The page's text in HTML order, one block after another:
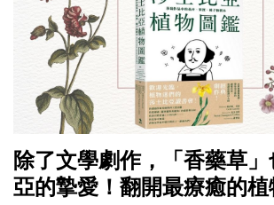
除了文學劇作，「香藥草
亞的摯愛！翻開最療癒的植